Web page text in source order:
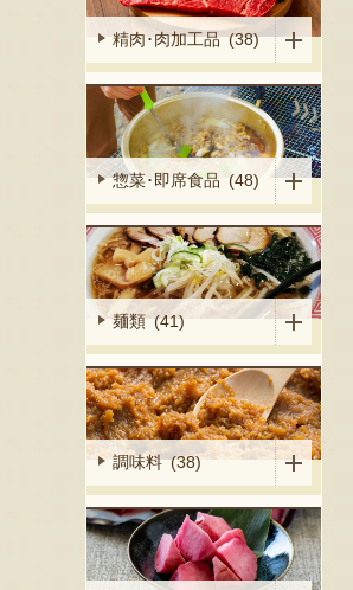
精肉･肉加工品 (38)
惣菜･即席食品 (48)
麺類 (41)
調味料 (38)